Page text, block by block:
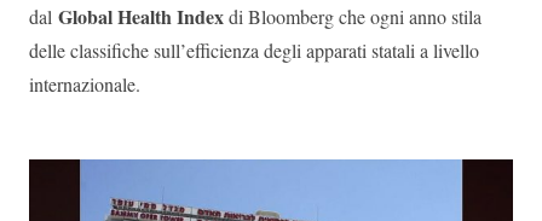
dal Global Health Indexdi Bloomberg che ogni anno stila
delle classifiche sull’efficienza degli apparati statali a livello
internazionale.